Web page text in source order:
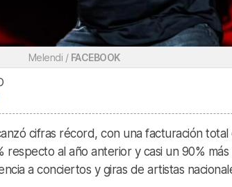
Melendi / FACEBOOK
cifras récord, con una facturación total
al año anterior y casi un 90%
a conciertos y giras de artistas